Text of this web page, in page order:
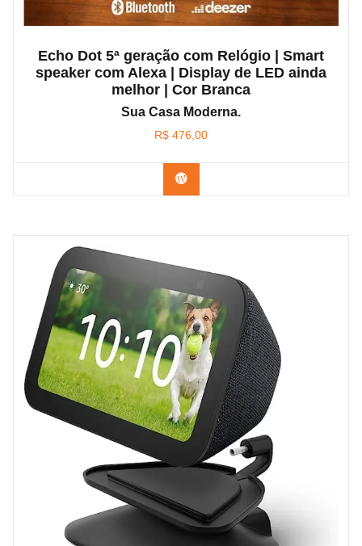
Echo Dot 5ª geração com Relógio | Smart
speaker com Alexa | Display de LED ainda
melhor | Cor Branca
Sua Casa Moderna.
R$ 476,00
Confira na Amazon